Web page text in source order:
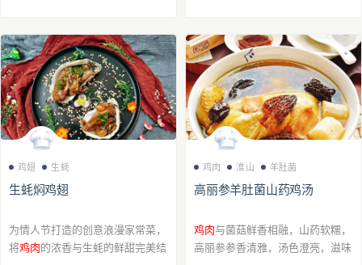
吃肉都可以不胖！那是多幸福的
事！洋葱跟芦笋...
汉堡。真的巨好吃，简直是减脂期
的快乐，快去做！
鸡翅 生蚝
生蚝焖鸡翅
为情人节打造的创意浪漫家常菜，
将鸡肉的浓香与生蚝的鲜甜完美结
鸡肉 淮山 羊肚菌
高丽参羊肚菌山药鸡汤
鸡肉与菌菇鲜香相融，山药软糯，
高丽参参香清雅，汤色澄亮，滋味